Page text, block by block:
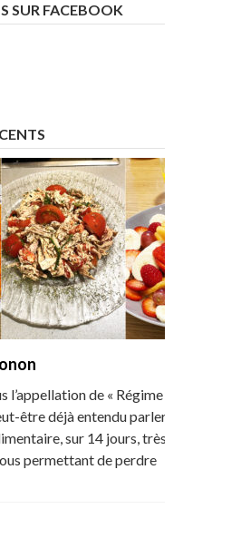
SUR FACEBOOK
l’appellation de « Régime Thonon
être déjà entendu parler de ce
sur 14 jours, très
permettant de perdre